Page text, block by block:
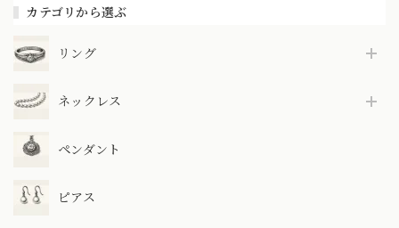
カテゴリから選ぶ
リング
ネックレス
ペンダント
ピアス